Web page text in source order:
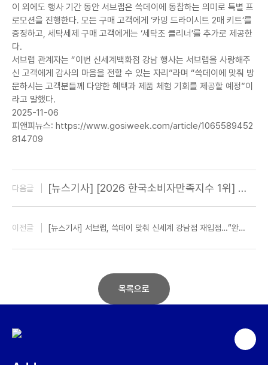
이 외에도 행사 기간 동안 서브랩은 쓱데이에 동참하는 의미로 특별 프
로모션을 진행한다. 모든 구매 고객에게 ‘카밍 드라이시트 2매 키트’를
증정하고, 세탁세제 구매 고객에게는 ‘세탁조 클리너’를 추가로 제공한
다.
서브랩 관계자는 “이번 신세계백화점 강남 행사는 서브랩을 사랑해주
신 고객에게 감사의 마음을 전할 수 있는 자리”라며 “쓱데이에 맞춰 방
문하시는 고객분들께 다양한 혜택과 제품 체험 기회를 제공할 예정”이
라고 말했다.
2025-11-06
피앤피뉴스: https://www.gosiweek.com/article/1065589452
814709
다음글
[뉴스기사] [2026 한국소비자만족지수 1위] 토
이전글
[뉴스기사] 서브랩, 쓱데이 맞춰 신세계 강남점 재입점…“완판
목록으로
상